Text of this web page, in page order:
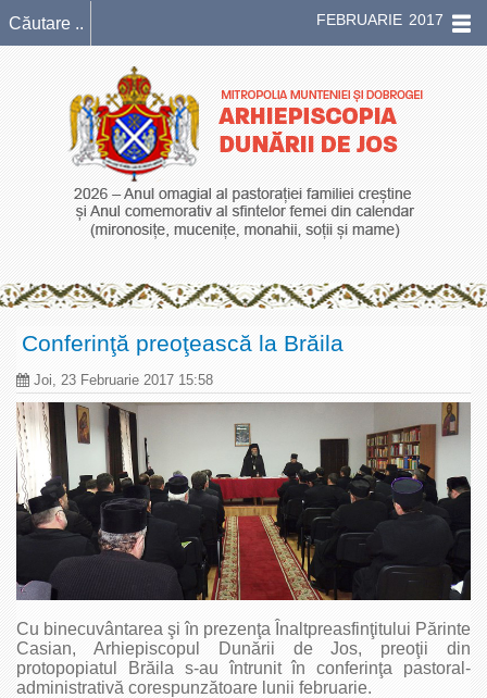
FEBRUARIE 2017
Conferinţă preoţească la Brăila
Joi, 23 Februarie 2017 15:58
Cu binecuvântarea şi în prezenţa Înaltpreasfinţitului Părinte
Casian, Arhiepiscopul Dunării de Jos, preoţii din
protopopiatul Brăila s-au întrunit în conferinţa pastoral-
administrativă corespunzătoare lunii februarie.